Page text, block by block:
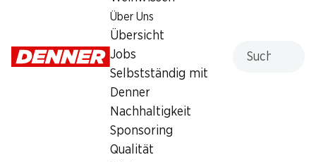
Über Uns
Übersicht
Jobs
Selbstständig mit
Denner
Nachhaltigkeit
Sponsoring
Qualität
Wiedereröffnungsangebote
PDF herunterladen
Sonnenplatz 1, 6020 Emmenbrücke